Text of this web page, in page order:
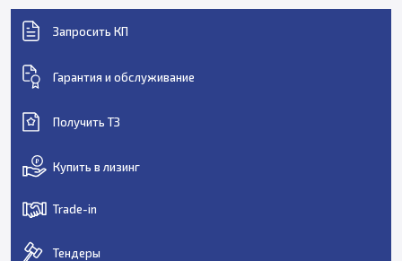
Запросить КП
Гарантия и обслуживание
Получить ТЗ
Купить в лизинг
Trade-in
Тендеры